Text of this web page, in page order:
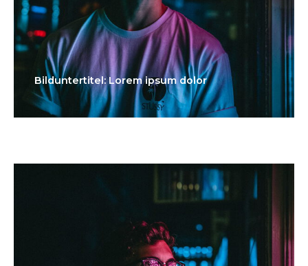
Bilduntertitel: Lorem ipsum dolor